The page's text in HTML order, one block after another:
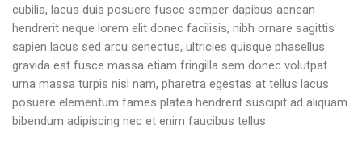
cubilia, lacus duis posuere fusce semper dapibus aenean
hendrerit neque lorem elit donec facilisis, nibh ornare sagittis
sapien lacus sed arcu senectus, ultricies quisque phasellus
gravida est fusce massa etiam fringilla sem donec volutpat
urna massa turpis nisl nam, pharetra egestas at tellus lacus
posuere elementum fames platea hendrerit suscipit ad aliquam
bibendum adipiscing nec et enim faucibus tellus.